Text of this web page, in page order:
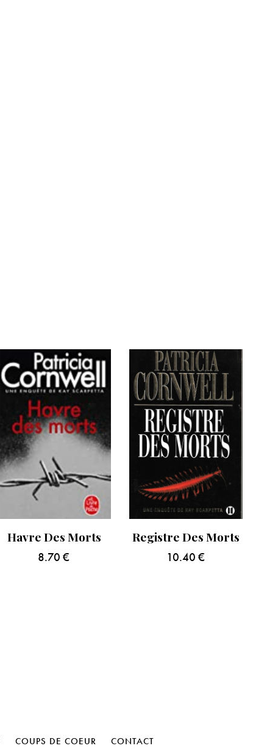
Havre Des Morts
8.70€
Registre Des Morts
10.40 €
COUPS DE COEUR CONTACT